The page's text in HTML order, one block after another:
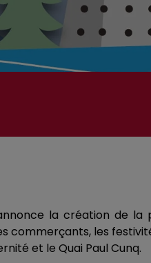
la création de
commerçants, les
et le Quai Paul Cunq.